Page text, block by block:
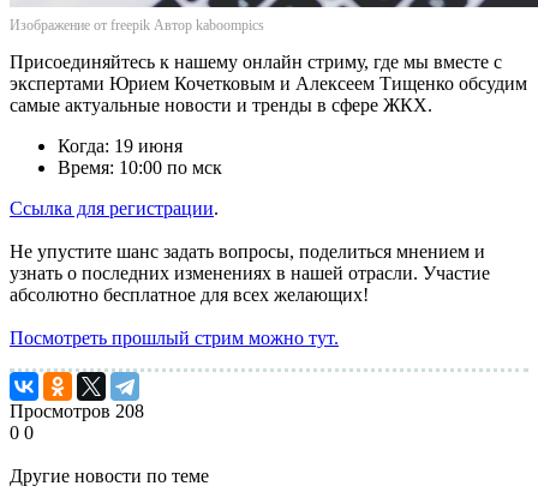
Изображение от freepik Автор kaboompics
Присоединяйтесь к нашему онлайн стриму, где мы вместе с
экспертами Юрием Кочетковым и Алексеем Тищенко обсудим
самые актуальные новости и тренды в сфере ЖКХ.
Когда: 19 июня
Время: 10:00 по мск
Ссылка для регистрации.
Не упустите шанс задать вопросы, поделиться мнением и
узнать о последних изменениях в нашей отрасли. Участие
абсолютно бесплатное для всех желающих!
Посмотреть прошлый стрим можно тут.
Просмотров 208
0 0
Другие новости по теме